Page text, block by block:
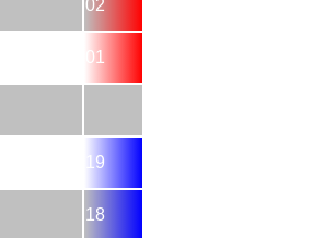
02
01
19
18